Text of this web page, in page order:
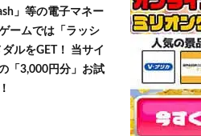
」等の電子マネー
ームでは「ラッシ
ルをGET！ 当サイ
「3,000円分」お試